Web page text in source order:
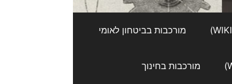
מורכבות בביטחון לאומי
מורכבות בחינוך